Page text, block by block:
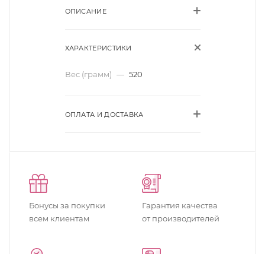
ОПИСАНИЕ
ХАРАКТЕРИСТИКИ
Вес (грамм) — 520
ОПЛАТА И ДОСТАВКА
Бонусы за покупки
всем клиентам
Гарантия качества
от производителей